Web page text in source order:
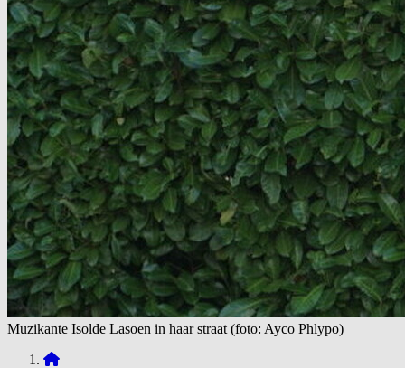
Muzikante Isolde Lasoen in haar straat (foto: Ayco Phlypo)